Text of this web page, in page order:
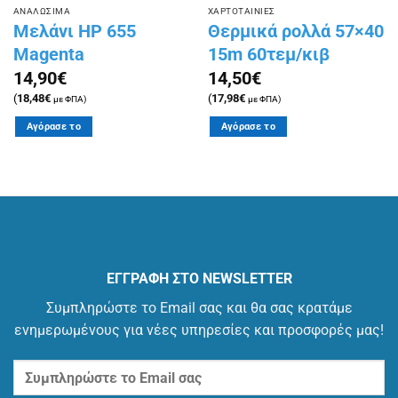
ΑΝΑΛΩΣΙΜΑ
Μελάνι HP 655
Magenta
14,90€
(18,48€ με ΦΠΑ)
Αγόρασε το
ΧΑΡΤΟΤΑΙΝΙΕΣ
Θερμικά ρολλά 57×40
15m 60τεμ/κιβ
14,50€
(17,98€ με ΦΠΑ)
Αγόρασε το
ΕΓΓΡΑΦΗ ΣΤΟ NEWSLETTER
Συμπληρώστε το Email σας και θα σας κρατάμε
ενημερωμένους για νέες υπηρεσίες και προσφορές μας!